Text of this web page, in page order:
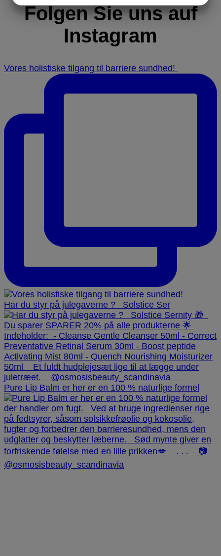
Folgen Sie uns auf
Instagram
Vores holistiske tilgang til barriere sundhed! ⁠
Har du styr på julegaverne ? ⁠ ⁠ Solstice Ser
Pure Lip Balm er her er en 100 % naturlige formel
MARKETING STATISTIKEN